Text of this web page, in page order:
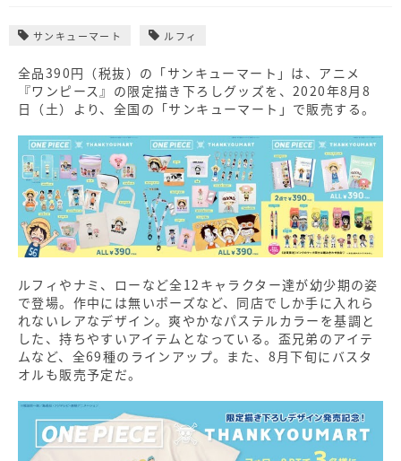
サンキューマート ルフィ
全品390円（税抜）の「サンキューマート」は、アニメ
『ワンピース』の限定描き下ろしグッズを、2020年8月8
日（土）より、全国の「サンキューマート」で販売する。
ルフィやナミ、ローなど全12キャラクター達が幼少期の姿
で登場。作中には無いポーズなど、同店でしか手に入れら
れないレアなデザイン。爽やかなパステルカラーを基調と
した、持ちやすいアイテムとなっている。盃兄弟のアイテ
ムなど、全69種のラインアップ。また、8月下旬にバスタ
オルも販売予定だ。